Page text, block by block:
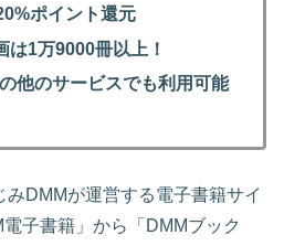
ポイント還元
は1万9000冊以上！
他のサービスでも利用可能
DMMが運営する電子書籍サイ
子書籍」から「DMMブック